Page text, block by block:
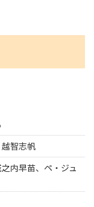
智志帆
内早苗、ペ・ジュ